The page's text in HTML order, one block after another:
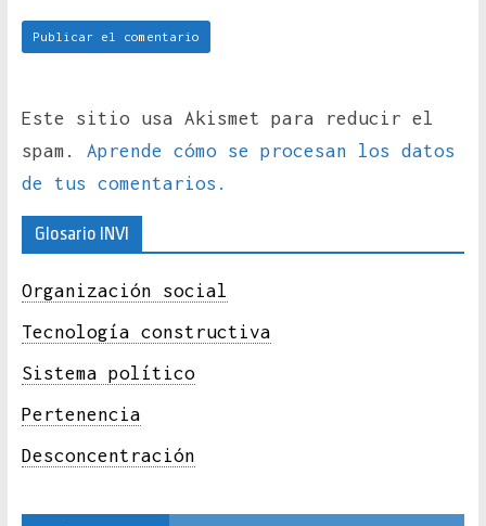
Este sitio usa Akismet para reducir el
spam. Aprende cómo se procesan los datos
de tus comentarios.
Glosario INVI
Organización social
Tecnología constructiva
Sistema político
Pertenencia
Desconcentración